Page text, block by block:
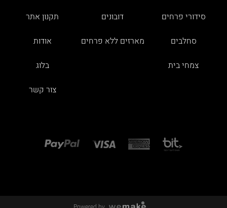
סידורי פרחים
סחלבים
צמחי בית
דובונים
מארזים ללא פרחים
תקנון אתר
אודות
בלוג
צור קשר